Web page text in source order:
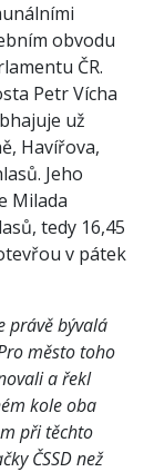
obvodu
ČR.
Petr Vícha
už
Havířova,
Jeho
Milada
tedy 16,45
v pátek
právě bývalá
město toho
a řekl
kole oba
při těchto
ČSSD než